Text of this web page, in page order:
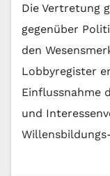
Die Vertretung
gegenüber
den
Lobbyregister
Einflussnahme
und